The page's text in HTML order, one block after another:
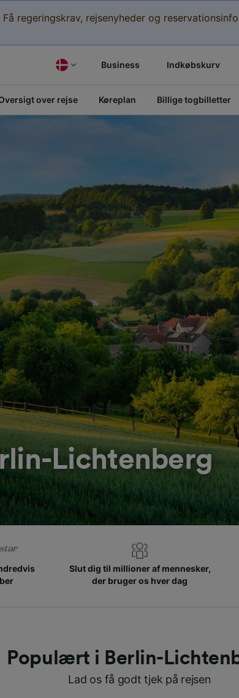
Få regeringskrav, rejsenyheder og
Business Indkøbskurv
over rejse Køreplan Billige togbilletter
Lichtenberg
Slut dig til millioner af mennesker,
der bruger os hver dag
Populært i Berlin-
Lad os få godt tjek på rejsen